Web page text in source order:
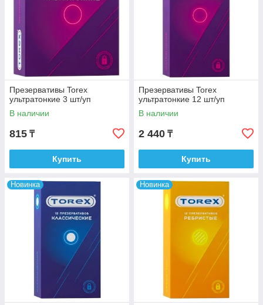
Презервативы Torex
ультратонкие 3 шт/уп
В наличии
815 ₸
Купить
Презервативы Torex
ультратонкие 12 шт/уп
В наличии
2 440 ₸
Купить
Новинка Новинка